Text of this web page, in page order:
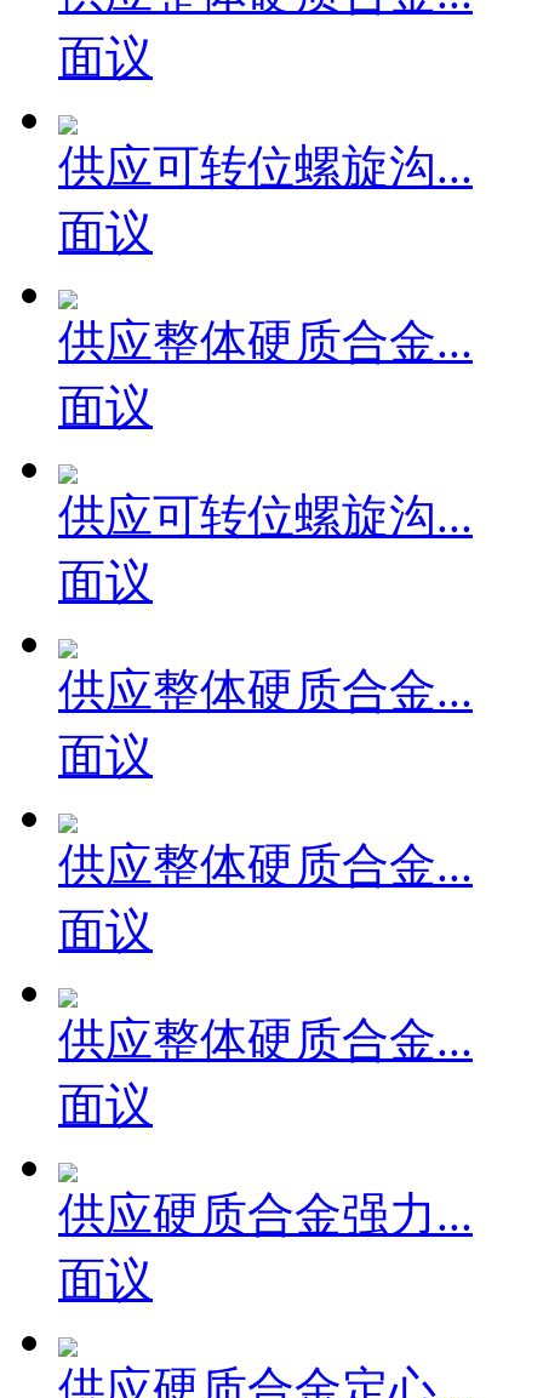
供应整体硬质合金...
面议
供应可转位螺旋沟...
面议
供应整体硬质合金...
面议
供应可转位螺旋沟...
面议
供应整体硬质合金...
面议
供应整体硬质合金...
面议
供应整体硬质合金...
面议
供应硬质合金强力...
面议